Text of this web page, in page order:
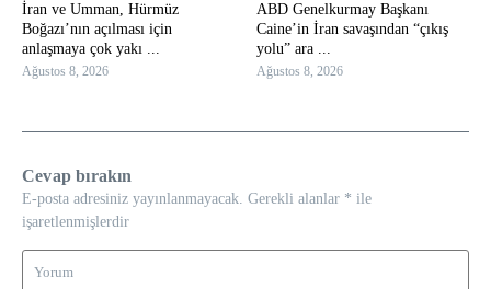
İran ve Umman, Hürmüz
Boğazı’nın açılması için
anlaşmaya çok yakı ...
Ağustos 8, 2026
ABD Genelkurmay Başkanı
Caine’in İran savaşından “çıkış
yolu” ara ...
Ağustos 8, 2026
Cevap bırakın
E-posta adresiniz yayınlanmayacak. Gerekli alanlar * ile
işaretlenmişlerdir